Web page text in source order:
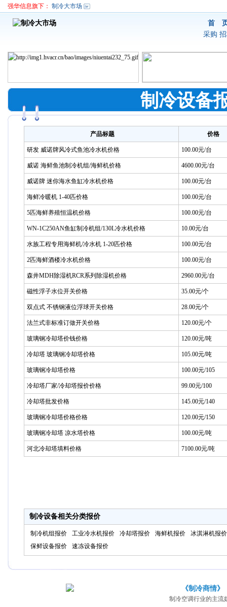
强华信息旗下： 制冷大市场
首
采购
制冷设备
产品标题 价格
研发 威诺牌风冷式鱼池冷水机价格 100.00元/台
威诺 海鲜鱼池制冷机组/海鲜机价格 4600.00元/台
威诺牌 迷你海水鱼缸冷水机价格 100.00元/台
海鲜冷暖机 1-40匹价格 100.00元/台
5匹海鲜养殖恒温机价格 100.00元/台
WN-1C250AN鱼缸制冷机组/130L冷水机价格 10.00元/台
水族工程专用海鲜机/冷水机 1-20匹价格 100.00元/台
2匹海鲜酒楼冷水机价格 100.00元/台
森井MDH除湿机RCR系列除湿机价格 2960.00元/台
磁性浮子水位开关价格 35.00元/个
双点式 不锈钢液位浮球开关价格 28.00元/个
法兰式非标准订做开关价格 120.00元/个
玻璃钢冷却塔价钱价格 120.00元/吨
冷却塔 玻璃钢冷却塔价格 105.00元/吨
玻璃钢冷却塔价格 100.00元/105
冷却塔厂家/冷却塔报价价格 99.00元/100
冷却塔批发价格 145.00元/140
玻璃钢冷却塔价格价格 120.00元/150
玻璃钢冷却塔 凉水塔价格 100.00元/吨
河北冷却塔填料价格 7100.00元/吨
制冷设备相关分类报价
制冷机组报价 工业冷水机报价 冷却塔报价 海鲜机报价
冰淇淋机报价
保鲜设备报价
速冻设备报价
《制冷商情》
制冷空调行业的主流